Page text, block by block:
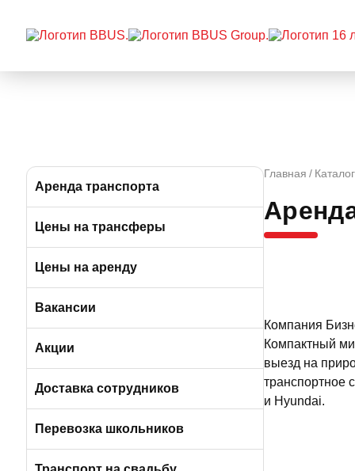
Аренда транспорта
Автобусы (от 39 до 57 мест)
Микроавтобусы (от 9 до 19 мест)
Минивэны (от 5 до 7 мест)
Легковые а/м (от 3 до 4 мест)
Пригородные автобусы
Цены на трансферы
Цены на аренду
Вакансии
Вакансии в Москве
Вакансии в Санкт-Петербурге
Акции
Доставка сотрудников
Автобусами и микроавтобусами
Легковыми авто и минивэнами
Перевозка школьников
Главная
Компания
Компактный
выезд на
транспортное
и Hyundai.